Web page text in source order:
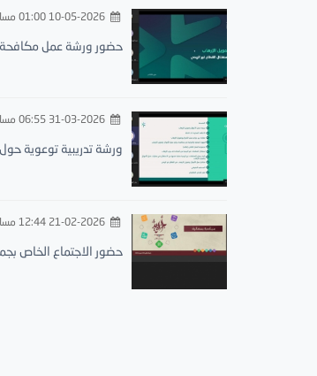
حضور ورشة عمل مكافحة
ورشة تدريبية توعوية
حضور الاجتماع الخاص